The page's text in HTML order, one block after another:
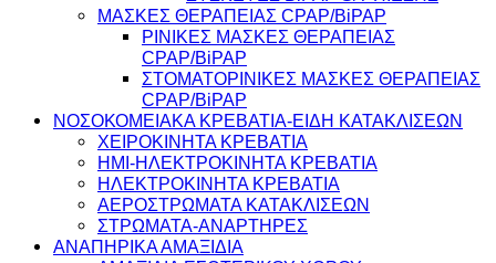
ΜΑΣΚΕΣ ΘΕΡΑΠΕΙΑΣ CPAP/BiPAP
ΡΙΝΙΚΕΣ ΜΑΣΚΕΣ ΘΕΡΑΠΕΙΑΣ
CPAP/BiPAP
ΣΤΟΜΑΤΟΡΙΝΙΚΕΣ ΜΑΣΚΕΣ ΘΕΡΑΠΕΙΑΣ
CPAP/BiPAP
ΝΟΣΟΚΟΜΕΙΑΚΑ ΚΡΕΒΑΤΙΑ-ΕΙΔΗ ΚΑΤΑΚΛΙΣΕΩΝ
ΧΕΙΡΟΚΙΝΗΤΑ ΚΡΕΒΑΤΙΑ
ΗΜΙ-ΗΛΕΚΤΡΟΚΙΝΗΤΑ ΚΡΕΒΑΤΙΑ
ΗΛΕΚΤΡΟΚΙΝΗΤΑ ΚΡΕΒΑΤΙΑ
ΑΕΡΟΣΤΡΩΜΑΤΑ ΚΑΤΑΚΛΙΣΕΩΝ
ΣΤΡΩΜΑΤΑ-ΑΝΑΡΤΗΡΕΣ
ΑΝΑΠΗΡΙΚΑ ΑΜΑΞΙΔΙΑ